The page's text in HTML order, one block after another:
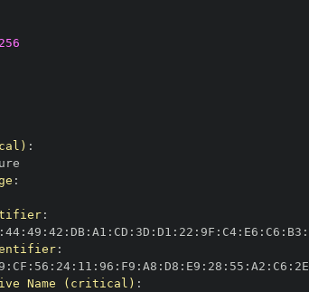
256
:
:
:
: 44: 49 : 42 : DB: A1 : CD : 3D : D1 : 22 : 9F : C4: E6 : C6 : B3 :
:
: CF : 56 : 24: 11 : 96 : F9 : A8 : D8 : E9 : 28 : 55 : A2 : C6 : 2E
Name (critical) :